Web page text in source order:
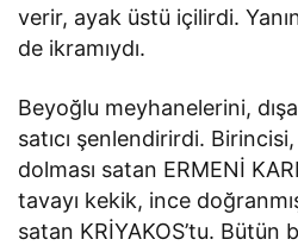
verir, ayak üstü içilirdi.
de ikramıydı.
Beyoğlu meyhanelerini,
satıcı şenlendirirdi.
dolması satan ERMENİ
tavayı kekik, ince
satan KRİYAKOS’tu. Bütün